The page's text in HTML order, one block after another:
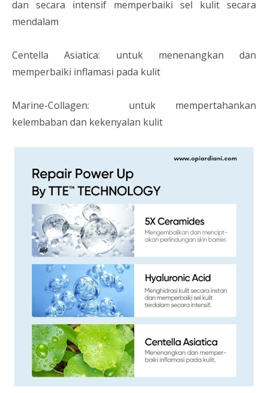
dan secara intensif memperbaiki sel kulit secara
mendalam
Centella Asiatica: untuk menenangkan dan
memperbaiki inflamasi pada kulit
Marine-Collagen: untuk mempertahankan
kelembaban dan kekenyalan kulit